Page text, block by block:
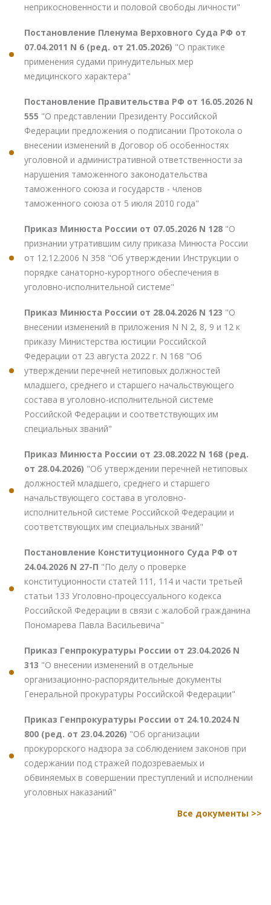
неприкосновенности и половой свободы личности"
Постановление Пленума Верховного Суда РФ от
07.04.2011 N 6 (ред. от 21.05.2026) "О практике
применения судами принудительных мер
медицинского характера"
Постановление Правительства РФ от 16.05.2026 N
555 "О представлении Президенту Российской
Федерации предложения о подписании Протокола о
внесении изменений в Договор об особенностях
уголовной и административной ответственности за
нарушения таможенного законодательства
таможенного союза и государств - членов
таможенного союза от 5 июля 2010 года"
Приказ Минюста России от 07.05.2026 N 128 "О
признании утратившим силу приказа Минюста России
от 12.12.2006 N 358 "Об утверждении Инструкции о
порядке санаторно-курортного обеспечения в
уголовно-исполнительной системе"
Приказ Минюста России от 28.04.2026 N 123 "О
внесении изменений в приложения N N 2, 8, 9 и 12 к
приказу Министерства юстиции Российской
Федерации от 23 августа 2022 г. N 168 "Об
утверждении перечней нетиповых должностей
младшего, среднего и старшего начальствующего
состава в уголовно-исполнительной системе
Российской Федерации и соответствующих им
специальных званий"
Приказ Минюста России от 23.08.2022 N 168 (ред.
от 28.04.2026) "Об утверждении перечней нетиповых
должностей младшего, среднего и старшего
начальствующего состава в уголовно-
исполнительной системе Российской Федерации и
соответствующих им специальных званий"
Постановление Конституционного Суда РФ от
24.04.2026 N 27-П "По делу о проверке
конституционности статей 111, 114 и части третьей
статьи 133 Уголовно-процессуального кодекса
Российской Федерации в связи с жалобой гражданина
Пономарева Павла Васильевича"
Приказ Генпрокуратуры России от 23.04.2026 N
313 "О внесении изменений в отдельные
организационно-распорядительные документы
Генеральной прокуратуры Российской Федерации"
Приказ Генпрокуратуры России от 24.10.2024 N
800 (ред. от 23.04.2026) "Об организации
прокурорского надзора за соблюдением законов при
содержании под стражей подозреваемых и
обвиняемых в совершении преступлений и исполнении
уголовных наказаний"
Все документы >>